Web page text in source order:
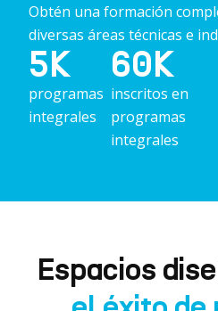
Obtén una formación
diversas áreas técnicas e
5K
programas
integrales
60K
inscritos en
programas
integrales
Espacios